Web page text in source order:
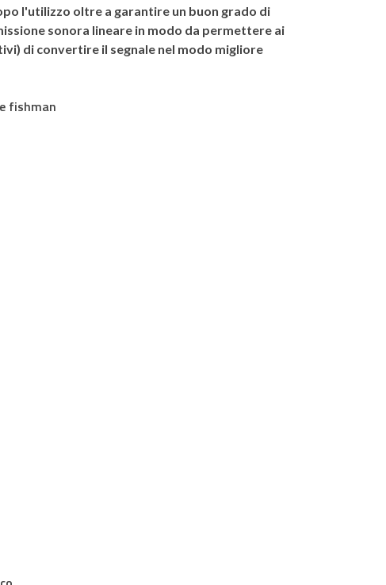
l'utilizzo oltre a garantire un buon grado di
sonora lineare in modo da permettere ai
di convertire il segnale nel modo migliore